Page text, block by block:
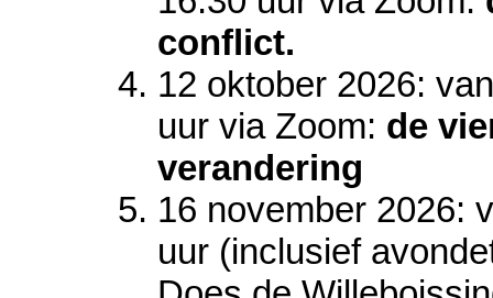
conflict.
12 oktober 2026:
uur via Zoom: de
verandering
16 november 2026:
uur (inclusief